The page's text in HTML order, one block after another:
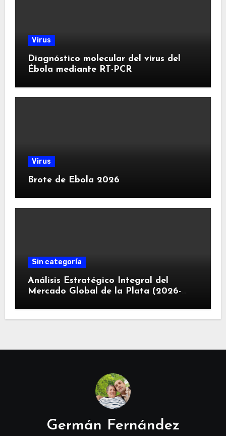
Virus
Diagnóstico molecular del virus del
Ébola mediante RT-PCR
Virus
Brote de Ebola 2026
Sin categoría
Análisis Estratégico Integral del
Mercado Global de la Plata (2026-
Estructural, Revolución Industrial
Germán Fernández